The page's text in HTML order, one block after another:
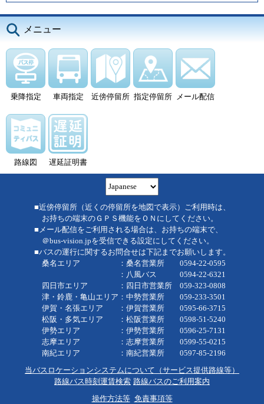
メニュー
乗降指定 車両指定 近傍停留所 指定停留所 メール配信
路線図 遅延証明書
■近傍停留所（近くの停留所を地図で表示）ご利用時は、
お持ちの端末のＧＰＳ機能をＯＮにしてください。
■メール配信をご利用される場合は、お持ちの端末で、
＠bus-vision.jpを受信できる設定にしてください。
■バスの運行に関するお問合せは下記までお願いします。
桑名エリア ：桑名営業所 0594-22-0595
：八風バス 0594-22-6321
四日市エリア ：四日市営業所 059-323-0808
津・鈴鹿・亀山エリア：中勢営業所 059-233-3501
伊賀・名張エリア ：伊賀営業所 0595-66-3715
松阪・多気エリア ：松阪営業所 0598-51-5240
伊勢エリア ：伊勢営業所 0596-25-7131
志摩エリア ：志摩営業所 0599-55-0215
南紀エリア ：南紀営業所 0597-85-2196
当バスロケーションシステムについて（サービス提供路線等）
路線バス時刻運賃検索 路線バスのご利用案内
操作方法等 免責事項等